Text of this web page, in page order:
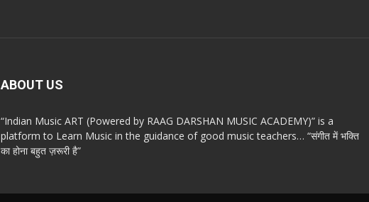
ABOUT US
“Indian Music ART (Powered by RAAG DARSHAN MUSIC ACADEMY)” is a
platform to Learn Music in the guidance of good music teachers… “संगीत में भक्ति
का होना बहुत ज़रूरी है”